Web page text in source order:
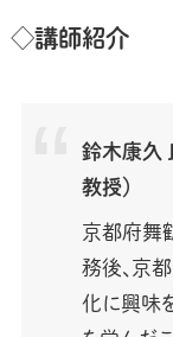
◇講師紹介
鈴木康久
教授）
京都府舞
務後、京
化に興味